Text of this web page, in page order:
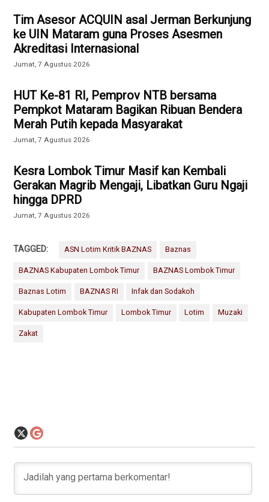
Tim Asesor ACQUIN asal Jerman Berkunjung
ke UIN Mataram guna Proses Asesmen
Akreditasi Internasional
Jumat, 7 Agustus 2026
HUT Ke-81 RI, Pemprov NTB bersama
Pempkot Mataram Bagikan Ribuan Bendera
Merah Putih kepada Masyarakat
Jumat, 7 Agustus 2026
Kesra Lombok Timur Masif kan Kembali
Gerakan Magrib Mengaji, Libatkan Guru Ngaji
hingga DPRD
Jumat, 7 Agustus 2026
TAGGED: ASN Lotim Kritik BAZNAS Baznas
BAZNAS Kabupaten Lombok Timur BAZNAS Lombok Timur
Baznas Lotim BAZNAS RI Infak dan Sodakoh
Kabupaten Lombok Timur Lombok Timur Lotim Muzaki
Zakat